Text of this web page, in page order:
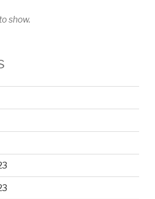
show.